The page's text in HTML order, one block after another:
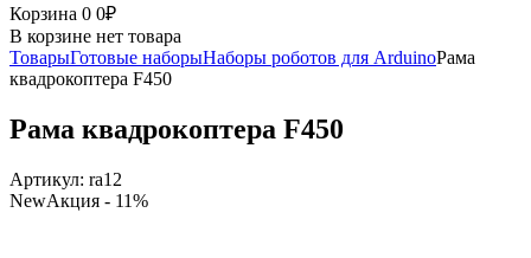
Корзина 0 0₽
В корзине нет товара
ТоварыГотовые наборыНаборы роботов для ArduinoРама
квадрокоптера F450
Рама квадрокоптера F450
Артикул: ra12
NewАкция - 11%